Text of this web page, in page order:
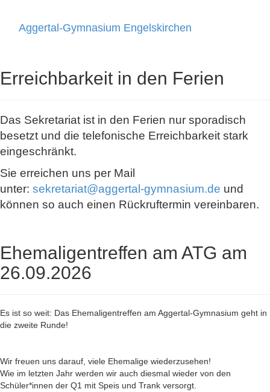
Aggertal-Gymnasium Engelskirchen
Erreichbarkeit in den Ferien
Das Sekretariat ist in den Ferien nur sporadisch
besetzt und die telefonische Erreichbarkeit stark
eingeschränkt.
Sie erreichen uns per Mail
unter: sekretariat@aggertal-gymnasium.de und
können so auch einen Rückruftermin vereinbaren.
Ehemaligentreffen am ATG am
26.09.2026
Es ist so weit: Das Ehemaligentreffen am Aggertal-Gymnasium geht in
die zweite Runde!
Wir freuen uns darauf, viele Ehemalige wiederzusehen!
Wie im letzten Jahr werden wir auch diesmal wieder von den
Schüler*innen der Q1 mit Speis und Trank versorgt.